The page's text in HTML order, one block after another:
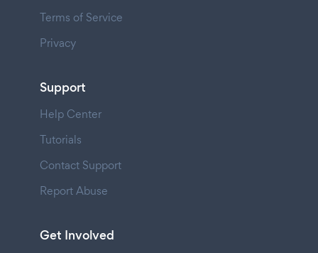
Terms of Service
Privacy
Support
Help Center
Tutorials
Contact Support
Report Abuse
Get Involved